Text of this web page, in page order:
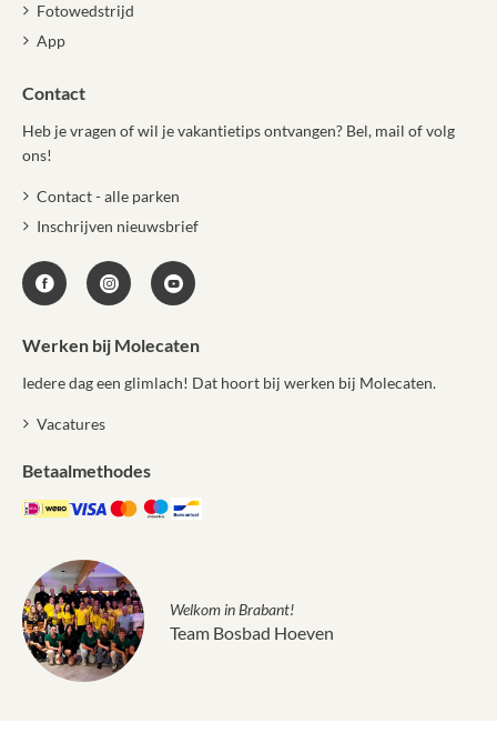
Fotowedstrijd
App
Contact
Heb je vragen of wil je vakantietips ontvangen? Bel, mail of volg
ons!
Contact - alle parken
Inschrijven nieuwsbrief
Werken bij Molecaten
Iedere dag een glimlach! Dat hoort bij werken bij Molecaten.
Vacatures
Betaalmethodes
Welkom in Brabant!
Team Bosbad Hoeven